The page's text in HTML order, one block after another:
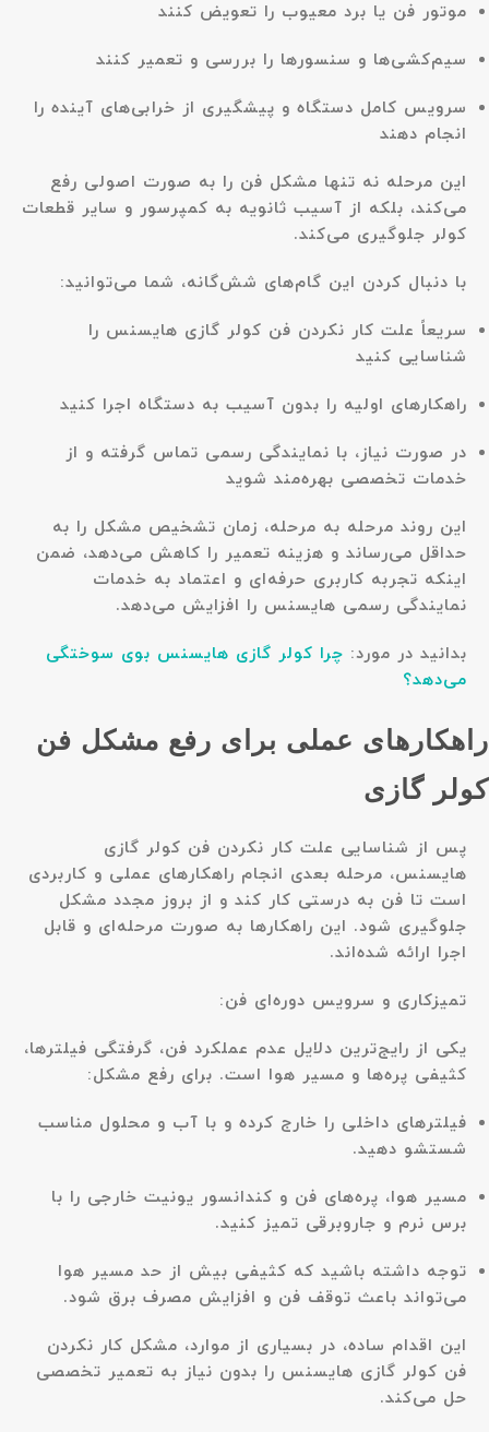
موتور فن یا برد معیوب را تعویض کنند
سیم‌کشی‌ها و سنسورها را بررسی و تعمیر کنند
سرویس کامل دستگاه و پیشگیری از خرابی‌های آینده را
انجام دهند
این مرحله نه تنها مشکل فن را به صورت اصولی رفع
می‌کند، بلکه از آسیب ثانویه به کمپرسور و سایر قطعات
کولر جلوگیری می‌کند.
با دنبال کردن این گام‌های شش‌گانه، شما می‌توانید:
سریعاً علت کار نکردن فن کولر گازی هایسنس را
شناسایی کنید
راهکارهای اولیه را بدون آسیب به دستگاه اجرا کنید
در صورت نیاز، با نمایندگی رسمی تماس گرفته و از
خدمات تخصصی بهره‌مند شوید
این روند مرحله به مرحله، زمان تشخیص مشکل را به
حداقل می‌رساند و هزینه تعمیر را کاهش می‌دهد، ضمن
اینکه تجربه کاربری حرفه‌ای و اعتماد به خدمات
نمایندگی رسمی هایسنس را افزایش می‌دهد.
بدانید در مورد: چرا کولر گازی هایسنس بوی سوختگی
می‌دهد؟
راهکارهای عملی برای رفع مشکل فن
کولر گازی
پس از شناسایی علت کار نکردن فن کولر گازی
هایسنس، مرحله بعدی انجام راهکارهای عملی و کاربردی
است تا فن به درستی کار کند و از بروز مجدد مشکل
جلوگیری شود. این راهکارها به صورت مرحله‌ای و قابل
اجرا ارائه شده‌اند.
تمیزکاری و سرویس دوره‌ای فن:
یکی از رایج‌ترین دلایل عدم عملکرد فن، گرفتگی فیلترها،
کثیفی پره‌ها و مسیر هوا است. برای رفع مشکل:
فیلترهای داخلی را خارج کرده و با آب و محلول مناسب
شستشو دهید.
مسیر هوا، پره‌های فن و کندانسور یونیت خارجی را با
برس نرم و جاروبرقی تمیز کنید.
توجه داشته باشید که کثیفی بیش از حد مسیر هوا
می‌تواند باعث توقف فن و افزایش مصرف برق شود.
این اقدام ساده، در بسیاری از موارد، مشکل کار نکردن
فن کولر گازی هایسنس را بدون نیاز به تعمیر تخصصی
حل می‌کند.